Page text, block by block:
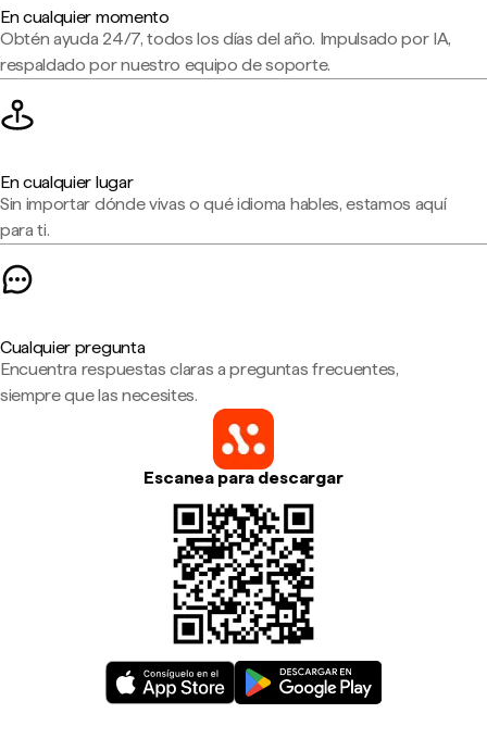
En cualquier momento
Obtén ayuda 24/7, todos los días del año. Impulsado por IA,
respaldado por nuestro equipo de soporte.
En cualquier lugar
Sin importar dónde vivas o qué idioma hables, estamos aquí
para ti.
Cualquier pregunta
Encuentra respuestas claras a preguntas frecuentes,
siempre que las necesites.
Escanea para descargar